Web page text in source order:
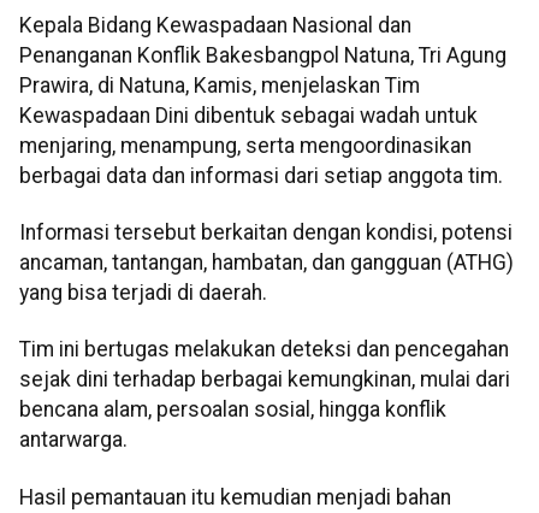
Kepala Bidang Kewaspadaan Nasional dan
Penanganan Konflik Bakesbangpol Natuna, Tri Agung
Prawira, di Natuna, Kamis, menjelaskan Tim
Kewaspadaan Dini dibentuk sebagai wadah untuk
menjaring, menampung, serta mengoordinasikan
berbagai data dan informasi dari setiap anggota tim.
Informasi tersebut berkaitan dengan kondisi, potensi
ancaman, tantangan, hambatan, dan gangguan (ATHG)
yang bisa terjadi di daerah.
Tim ini bertugas melakukan deteksi dan pencegahan
sejak dini terhadap berbagai kemungkinan, mulai dari
bencana alam, persoalan sosial, hingga konflik
antarwarga.
Hasil pemantauan itu kemudian menjadi bahan